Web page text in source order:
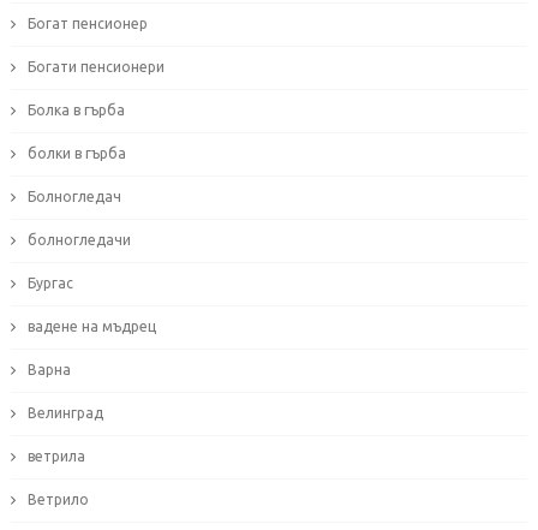
Богат пенсионер
Богати пенсионери
Болка в гърба
болки в гърба
Болногледач
болногледачи
Бургас
вадене на мъдрец
Варна
Велинград
ветрила
Ветрило